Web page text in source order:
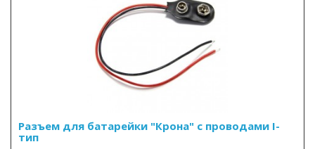
Разъем для батарейки "Крона" с проводами I-
тип